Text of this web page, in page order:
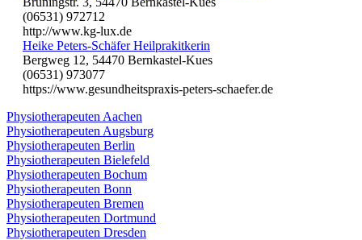
(06531) 972712
http://www.kg-lux.de
Heike Peters-Schäfer Heilprakitkerin
Bergweg 12, 54470 Bernkastel-Kues
(06531) 973077
https://www.gesundheitspraxis-peters-schaefer.de
Physiotherapeuten Aachen
Physiotherapeuten Augsburg
Physiotherapeuten Berlin
Physiotherapeuten Bielefeld
Physiotherapeuten Bochum
Physiotherapeuten Bonn
Physiotherapeuten Bremen
Physiotherapeuten Dortmund
Physiotherapeuten Dresden